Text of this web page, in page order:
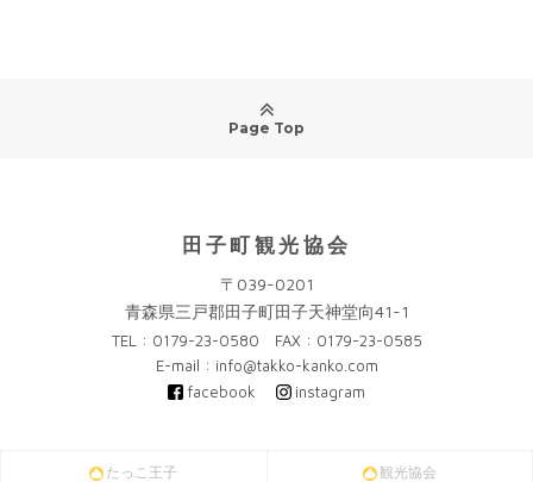
Page Top
田子町観光協会
〒039-0201
青森県三戸郡田子町田子天神堂向41-1
TEL : 0179-23-0580 FAX : 0179-23-0585
E-mail : info@takko-kanko.com
facebook
instagram
たっこ王子 観光協会